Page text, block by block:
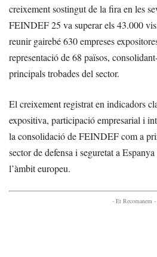
creixement sostingut de la fira en les
FEINDEF 25 va superar els 43.000
reunir gairebé 630 empreses
representació de 68 països,
principals trobades del sector.
El creixement registrat en indicadors
expositiva, participació empresarial i
la consolidació de FEINDEF com a
sector de defensa i seguretat a
l’àmbit europeu.
- Et Recomanem -